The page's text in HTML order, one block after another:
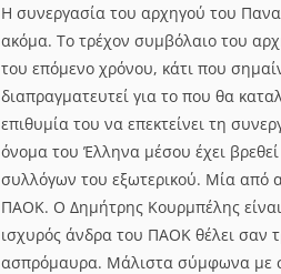
Η συνεργασία του αρχηγού του
ακόμα. Το τρέχον συμβόλαιο του
του επόμενο χρόνου, κάτι που
διαπραγματευτεί για το που θα
επιθυμία του να επεκτείνει τη
όνομα του Έλληνα μέσου έχει
συλλόγων του εξωτερικού. Μία από
ΠΑΟΚ. Ο Δημήτρης Κουρμπέλης
ισχυρός άνδρα του ΠΑΟΚ θέλει σαν
ασπρόμαυρα. Μάλιστα σύμφωνα με